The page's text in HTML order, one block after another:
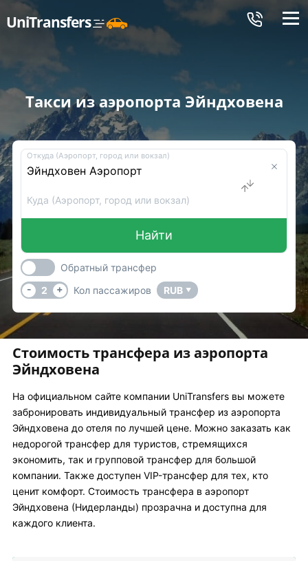
UniTransfers Меню
Такси из аэропорта Эйндховена
Откуда (Аэропорт, город или вокзал)
Куда (Аэропорт, город или вокзал)
Найти
Обратный трансфер
-
2 + Кол пассажиров RUB ▼
Стоимость трансфера из аэропорта
Эйндховена
На официальном сайте компании UniTransfers вы можете
забронировать индивидуальный трансфер из аэропорта
Эйндховена до отеля по лучшей цене. Можно заказать как
недорогой трансфер для туристов, стремящихся
экономить, так и групповой трансфер для большой
компании. Также доступен VIP-трансфер для тех, кто
ценит комфорт. Стоимость трансфера в аэропорт
Эйндховена (Нидерланды) прозрачна и доступна для
каждого клиента.